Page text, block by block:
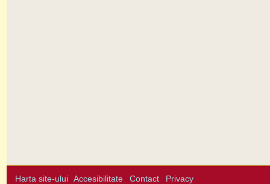
Harta site-ului Accesibilitate Contact Privacy